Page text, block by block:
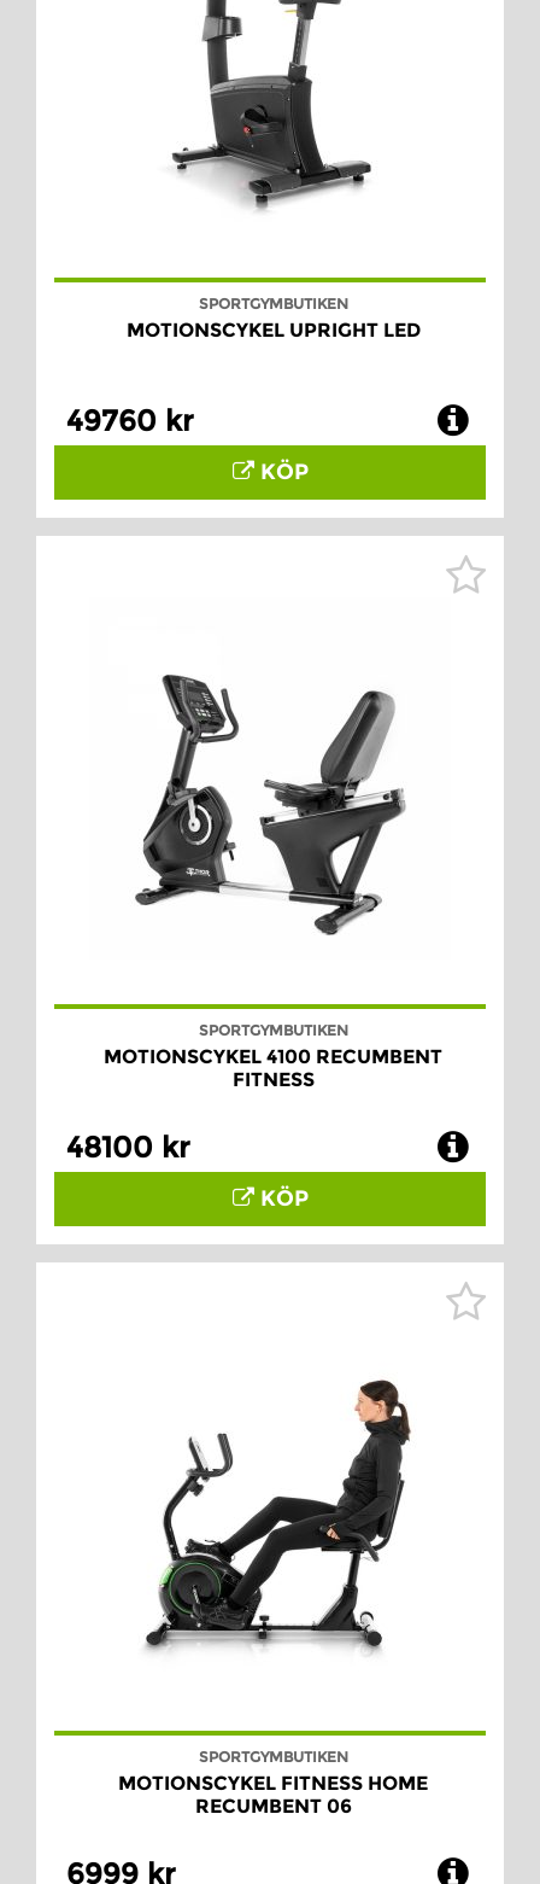
SPORTGYMBUTIKEN
MOTIONSCYKEL UPRIGHT LED
49760 kr
KÖP
SPORTGYMBUTIKEN
MOTIONSCYKEL 4100 RECUMBENT
FITNESS
48100 kr
KÖP
SPORTGYMBUTIKEN
MOTIONSCYKEL FITNESS HOME
RECUMBENT 06
6999 kr